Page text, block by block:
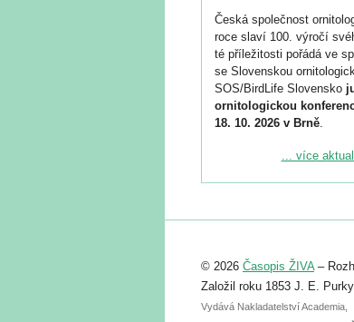
Česká společnost
roce slaví 100. výročí
té příležitosti pořádá ve
se Slovenskou
SOS/BirdLife Slovensko
ornitologickou
18. 10. 2026 v Brně.
Podrobnější informace ke
Registrovat se můžete do
abstraktu přihlášené
posteru je už 30. června.
... více
© 2026 Časopis ŽIVA–
Založil roku 1853 J. E.
Vydává Nakladatelství Academia,